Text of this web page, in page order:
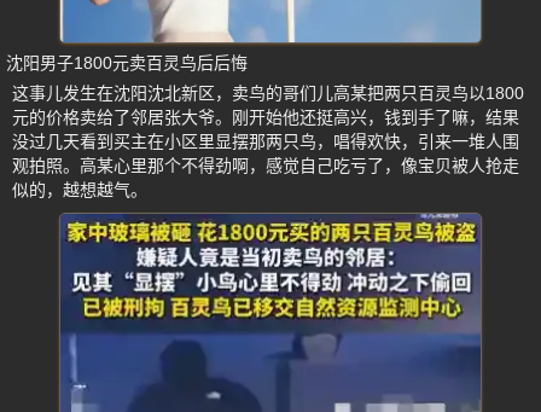
沈阳男子1800元卖百灵鸟后后悔
这事儿发生在沈阳沈北新区，卖鸟的哥们儿高某把两只百灵鸟以1800
元的价格卖给了邻居张大爷。刚开始他还挺高兴，钱到手了嘛，结果
没过几天看到买主在小区里显摆那两只鸟，唱得欢快，引来一堆人围
观拍照。高某心里那个不得劲啊，感觉自己吃亏了，像宝贝被人抢走
似的，越想越气。